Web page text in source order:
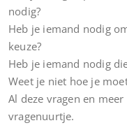
nodig?
Heb je iemand nodig
keuze?
Heb je iemand nodig
Weet je niet hoe je
Al deze vragen en
vragenuurtje.